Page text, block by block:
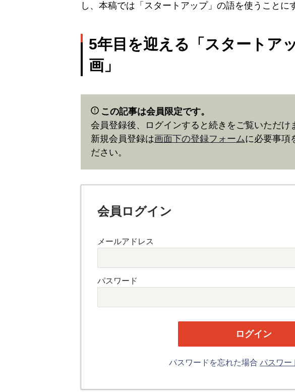
し、本稿では「スタートアップ」の語を使うことに
5年目を迎える「スタートア
画」
この記事は会員限定です。
会員登録後、ログインすると続きをご覧いただけ
新規会員登録は画面下の登録フォームに必要事項
ださい。
会員ログイン
メールアドレス
パスワード
パスワードを忘れた場合 パスワー